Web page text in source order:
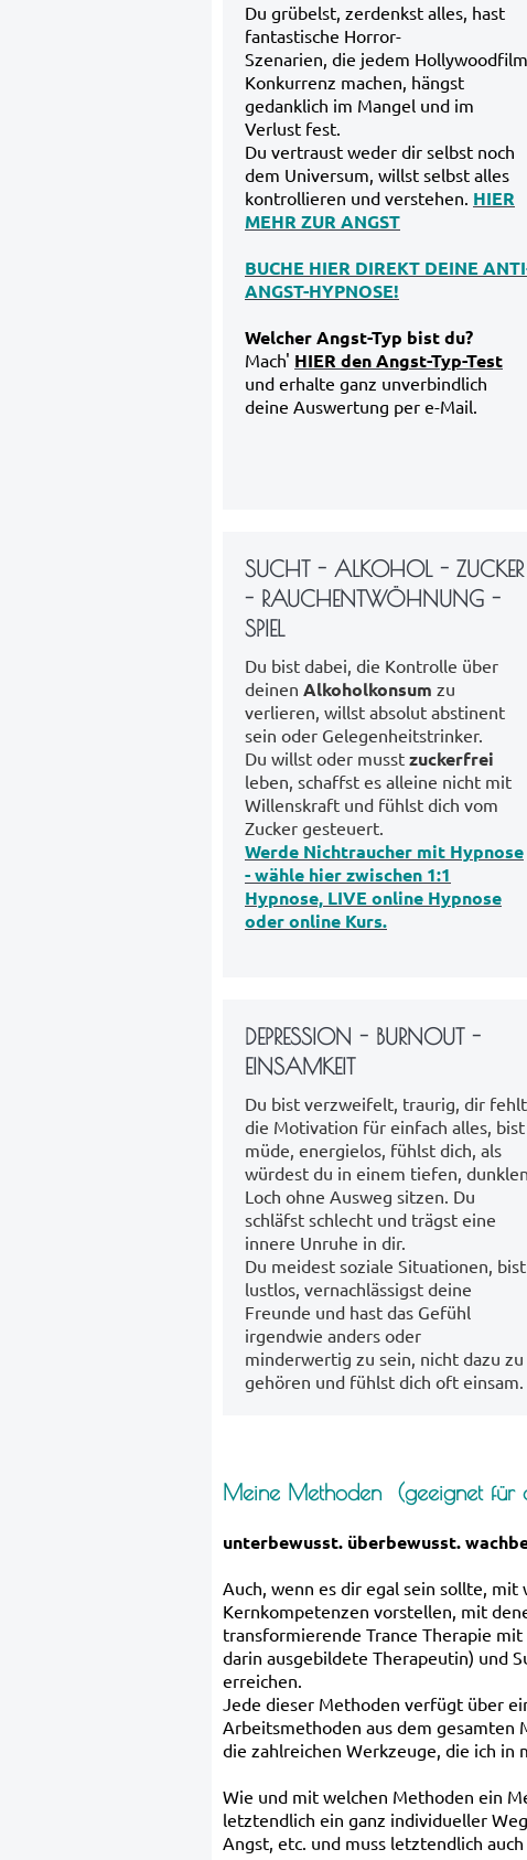
Du grübelst, zerdenkst alles, hast
fantastische Horror-
Szenarien, die jedem Hollywoodfilm
Konkurrenz machen, hängst
gedanklich im Mangel und im
Verlust fest.
Du vertraust weder dir selbst noch
dem Universum, willst selbst alles
kontrollieren und verstehen. HIER
MEHR ZUR ANGST
BUCHE HIER DIREKT DEINE
ANGST-HYPNOSE!
Welcher Angst-Typ bist du?
Mach' HIER den Angst-Typ-Test
und erhalte ganz unverbindlich
deine Auswertung per e-Mail.
SUCHT - ALKOHOL - ZUCKER
- RAUCHENTWÖHNUNG -
SPIEL
Du bist dabei, die Kontrolle über
deinen Alkoholkonsum zu
verlieren, willst absolut abstinent
sein oder Gelegenheitstrinker.
Du willst oder musst zuckerfrei
leben, schaffst es alleine nicht mit
Willenskraft und fühlst dich vom
Zucker gesteuert.
Werde Nichtraucher mit Hypnose
- wähle hier zwischen 1:1
Hypnose, LIVE online Hypnose
oder online Kurs.
DEPRESSION - BURNOUT -
EINSAMKEIT
Du bist verzweifelt, traurig, dir fehlt
die Motivation für einfach alles, bist
müde, energielos, fühlst dich, als
würdest du in einem tiefen, dunklen
Loch ohne Ausweg sitzen. Du
schläfst schlecht und trägst eine
innere Unruhe in dir.
Du meidest soziale Situationen, bist
lustlos, vernachlässigst deine
Freunde und hast das Gefühl
irgendwie anders oder
minderwertig zu sein, nicht dazu zu
gehören und fühlst dich oft einsam.
Meine Methoden (geeignet für
unterbewusst. überbewusst.
Auch, wenn es dir egal sein sollte, mit
Kernkompetenzen vorstellen, mit
transformierende Trance Therapie
darin ausgebildete Therapeutin) und
erreichen.
Jede dieser Methoden verfügt über
Arbeitsmethoden aus dem gesamten
die zahlreichen Werkzeuge, die ich in
Wie und mit welchen Methoden ein
letztendlich ein ganz individueller
Angst, etc. und muss letztendlich